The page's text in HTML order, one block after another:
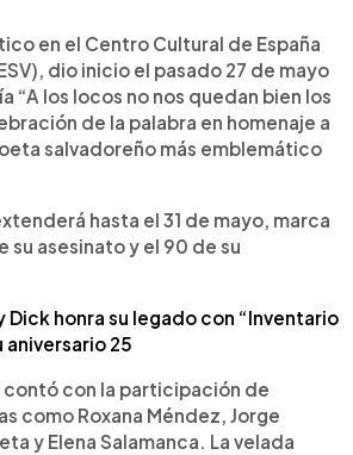
artículo
en el Centro Cultural de España
dio inicio el pasado 27 de mayo
“A los locos no nos quedan bien los
de la palabra en homenaje a
salvadoreño más emblemático
hasta el 31 de mayo, marca
su asesinato y el 90 de su
Dick honra su legado con “Inventario
aniversario 25
contó con la participación de
como Roxana Méndez, Jorge
y Elena Salamanca. La velada